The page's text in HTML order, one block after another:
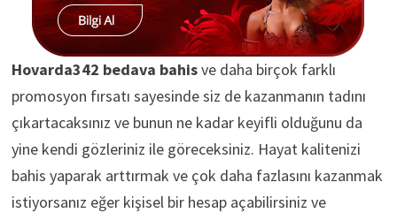
Hovarda342 bedava bahisve daha birçok farklı
promosyon fırsatı sayesinde siz de kazanmanın tadını
çıkartacaksınız ve bunun ne kadar keyifli olduğunu da
yine kendi gözleriniz ile göreceksiniz. Hayat kalitenizi
bahis yaparak arttırmak ve çok daha fazlasını kazanmak
istiyorsanız eğer kişisel bir hesap açabilirsiniz ve